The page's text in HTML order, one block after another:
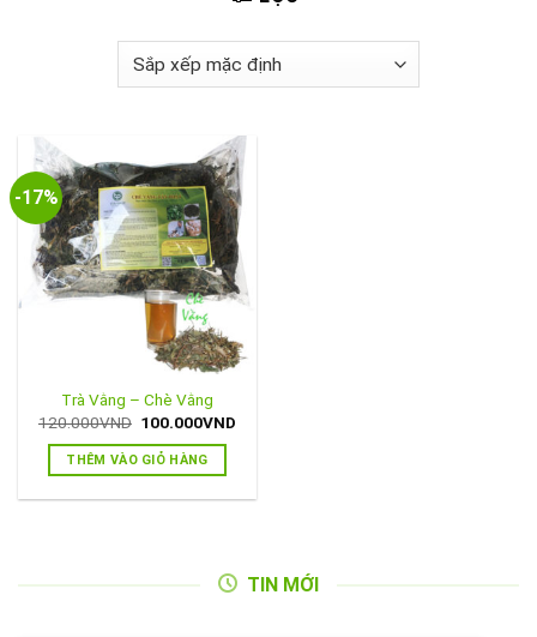
-17%
Trà Vằng – Chè Vằng
120.000VND Giá
là:
120.000VND.
100.000VND
THÊM VÀO GIỎ HÀNG
TIN MỚI